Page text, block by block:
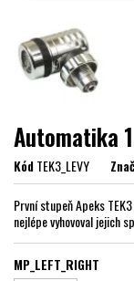
Automatika
KódTEK3_LEVY
První stupeň Apeks
nejlépe vyhovoval jejich
MP_LEFT_RIGHT